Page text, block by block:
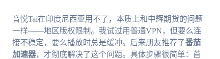
音悦Tai在印度尼西亚用不了，本质上和中辉期货的问题
一样——地区版权限制。我试过用普通VPN，但要么连
接不稳定，要么播放时总是缓冲。后来朋友推荐了番茄
加速器，才彻底解决了这个问题。具体步骤很简单：首